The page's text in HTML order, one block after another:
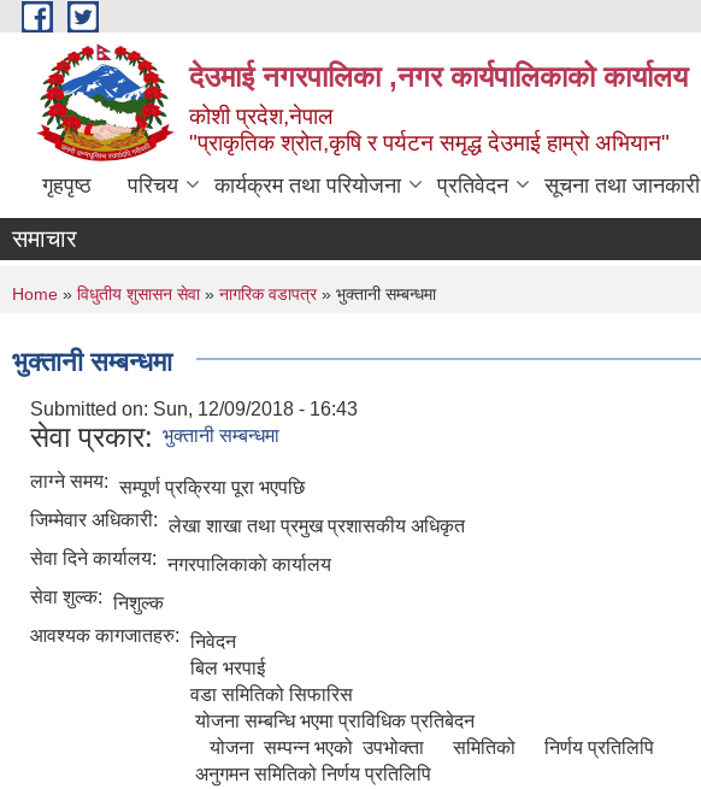
Skip to main content
देउमाई नगरपालिका ,नगर कार्यपालिकाको कार्यालय
कोशी प्रदेश,नेपाल
"प्राकृतिक श्रोत,कृषि र पर्यटन समृद्ध देउमाई हाम्रो अभियान"
गृहपृष्ठ परिचय कार्यक्रम तथा परियोजना प्रतिवेदन सूचना तथा जानकारी
समाचार
You are here
Home » विधुतीय शुसासन सेवा» नागरिक वडापत्र» भुक्तानी सम्बन्धमा
भुक्तानी सम्बन्धमा
Submitted on: Sun, 12/09/2018 - 16:43
सेवा प्रकार: भुक्तानी सम्बन्धमा
लाग्ने समय: सम्पूर्ण प्रक्रिया पूरा भएपछि
जिम्मेवार अधिकारी: लेखा शाखा तथा प्रमुख प्रशासकीय अधिकृत
सेवा दिने कार्यालय: नगरपालिकाकाे कार्यालय
सेवा शुल्क: निशुल्क
आवश्यक कागजातहरु: निवेदन
बिल भरपाई
वडा समितिको सिफारिस
योजना सम्बन्धि भएमा प्राविधिक प्रतिबेदन
योजना सम्पन्न भएको उपभोक्ता समितिको निर्णय प्रतिलिपि
अनुगमन समितिको निर्णय प्रतिलिपि